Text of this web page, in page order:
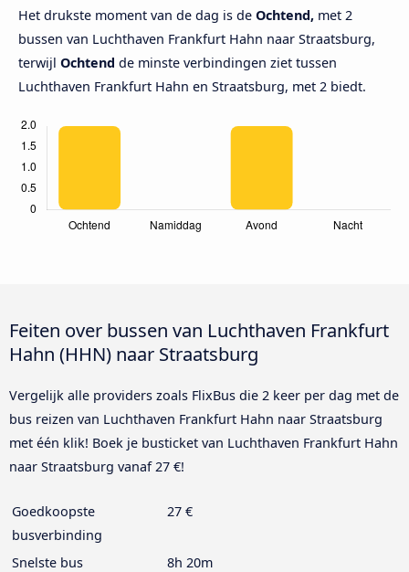
Het drukste moment van de dag is de Ochtend, met 2
bussen van Luchthaven Frankfurt Hahn naar Straatsburg,
terwijl Ochtend de minste verbindingen ziet tussen
Luchthaven Frankfurt Hahn en Straatsburg, met 2 biedt.
Feiten over bussen van Luchthaven Frankfurt
Hahn (HHN) naar Straatsburg
Vergelijk alle providers zoals FlixBus die 2 keer per dag met de
bus reizen van Luchthaven Frankfurt Hahn naar Straatsburg
met één klik! Boek je busticket van Luchthaven Frankfurt Hahn
naar Straatsburg vanaf 27 €!
Goedkoopste
busverbinding
27 €
Snelste bus
8h 20m